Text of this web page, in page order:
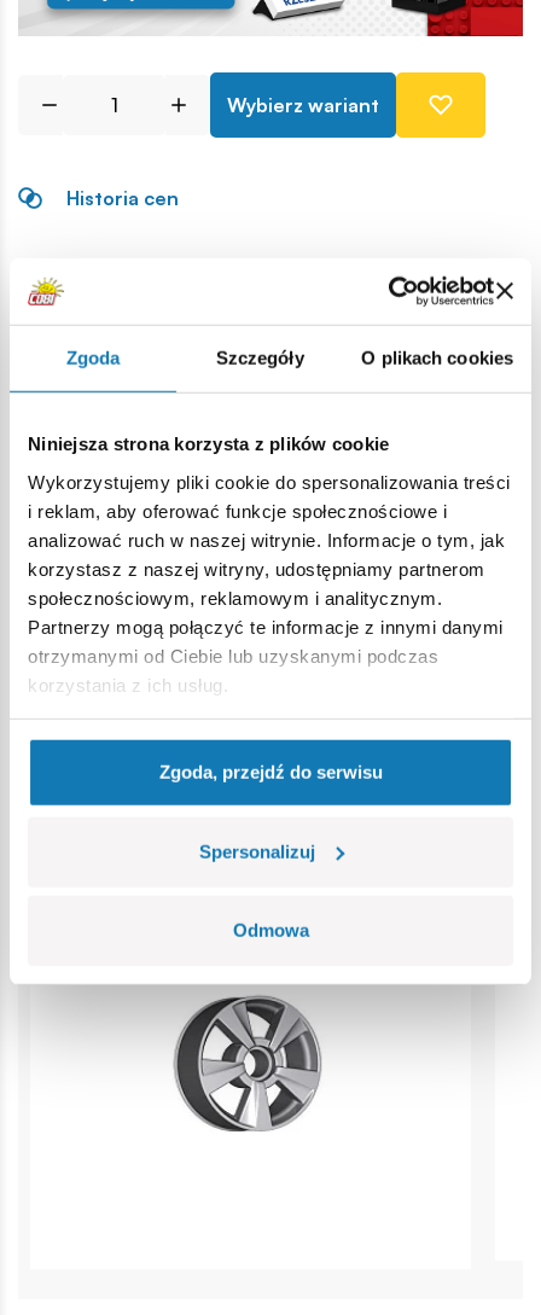
Zgoda Szczegóły O plikach cookies
Niniejsza strona korzysta z plików cookie
Wykorzystujemy pliki cookie do spersonalizowania treści
i reklam, aby oferować funkcje społecznościowe i
analizować ruch w naszej witrynie. Informacje o tym, jak
korzystasz z naszej witryny, udostępniamy partnerom
społecznościowym, reklamowym i analitycznym.
Partnerzy mogą połączyć te informacje z innymi danymi
otrzymanymi od Ciebie lub uzyskanymi podczas
korzystania z ich usług.
Zgoda, przejdź do serwisu
Spersonalizuj
Odmowa
Wybierz wariant
Historia cen
Opis
Lokalizacja produktu:
Strona główna Klocki na sztuki Opony i felgi Koło
Ostrzeżenie
Nieodpowiednie dla dzieci w wieku poniżej 3 lat. Zawiera
małe części, które mogą zostać połknięte lub wchłonięte
(ryzyko zadławienia). Zalecamy zachowanie opakowania w
celach informacyjnych. Zachowuje się prawo do zmiany
kolorów i szczegółów technicznych.
Bestsellery w kategorii